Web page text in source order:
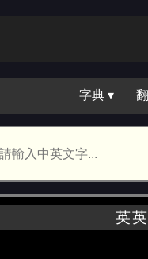
字典 ▾
英